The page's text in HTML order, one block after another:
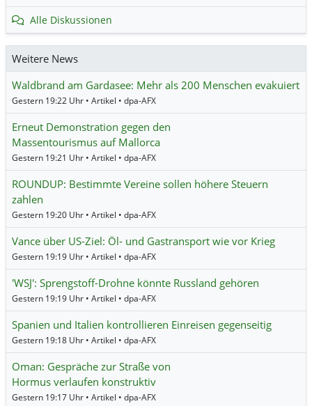
Alle Diskussionen
Weitere News
Waldbrand am Gardasee: Mehr als 200 Menschen evakuiert
Gestern 19:22 Uhr • Artikel • dpa-AFX
Erneut Demonstration gegen den
Massentourismus auf Mallorca
Gestern 19:21 Uhr • Artikel • dpa-AFX
ROUNDUP: Bestimmte Vereine sollen höhere Steuern
zahlen
Gestern 19:20 Uhr • Artikel • dpa-AFX
Vance über US-Ziel: Öl- und Gastransport wie vor Krieg
Gestern 19:19 Uhr • Artikel • dpa-AFX
'WSJ': Sprengstoff-Drohne könnte Russland gehören
Gestern 19:19 Uhr • Artikel • dpa-AFX
Spanien und Italien kontrollieren Einreisen gegenseitig
Gestern 19:18 Uhr • Artikel • dpa-AFX
Oman: Gespräche zur Straße von
Hormus verlaufen konstruktiv
Gestern 19:17 Uhr • Artikel • dpa-AFX